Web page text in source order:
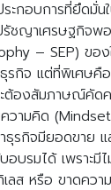
ะกอบการที่ยึดมั่น
ชญาเศรษฐกิจพ
– SEP) ขอ
ธุรกิจ แต่ที่พิเศษ
ต้องสัมภาษณ์คัด
ามคิด
ำธุรกิจมียอดขาย
อบรมได้ เพราะมี
ส หรือ ขาดความ